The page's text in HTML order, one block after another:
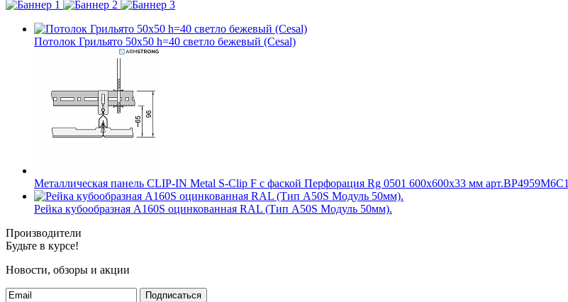
Потолок Грильято 50x50 h=40 светло бежевый (Cesal)
Металлическая панель CLIP-IN Metal S-Clip F с фаской Перфорация Rg 0501 600x600x33 мм арт.BP4959M6C1
Рейка кубообразная A160S оцинкованная RAL (Тип A50S Модуль 50мм).
Производители
Будьте в курсе!
Новости, обзоры и акции
Подписаться